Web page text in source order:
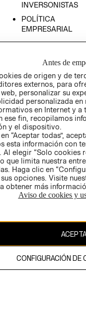
INVERSONISTAS
POLÍTICA
EMPRESARIAL
página web está
Hennes & Mauritz AB.
Antes de
de origen y de
externos, para
personalizar su
personalizada
en Internet y a
ese fin, recopilamos
y el dispositivo.
“Aceptar todas”,
esta información con
elegir “Solo cookies
que limita nuestra
Haga clic en
opciones. Visite
obtener más
Aviso de cookies y
CONFIGURACIÓN DE